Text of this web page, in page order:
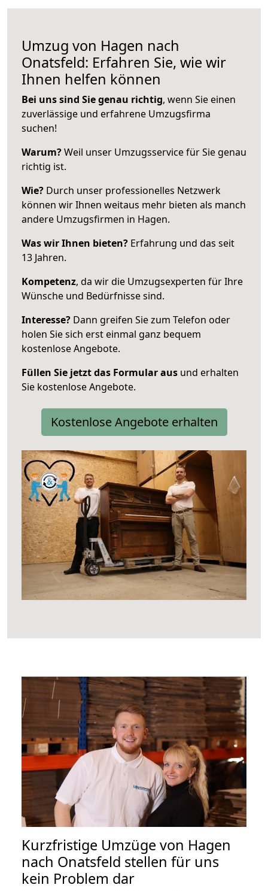
Umzug von Hagen nach
Onatsfeld: Erfahren Sie, wie wir
Ihnen helfen können
Bei uns sind Sie genau richtig, wenn Sie einen
zuverlässige und erfahrene Umzugsfirma
suchen!
Warum?Weil unser Umzugsservice für Sie genau
richtig ist.
Wie? Durch unser professionelles Netzwerk
können wir Ihnen weitaus mehr bieten als manch
andere Umzugsfirmen in Hagen.
Was wir Ihnen bieten? Erfahrung und das seit
13 Jahren.
Kompetenz, da wir die Umzugsexperten für Ihre
Wünsche und Bedürfnisse sind.
Interesse? Dann greifen Sie zum Telefon oder
holen Sie sich erst einmal ganz bequem
kostenlose Angebote.
Füllen Sie jetzt das Formular aus und erhalten
Sie kostenlose Angebote.
Kostenlose Angebote erhalten
Kurzfristige Umzüge von Hagen
nach Onatsfeld stellen für uns
kein Problem dar